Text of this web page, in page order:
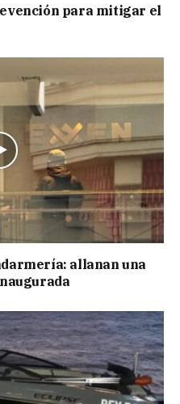
para mitigar el
allanan una